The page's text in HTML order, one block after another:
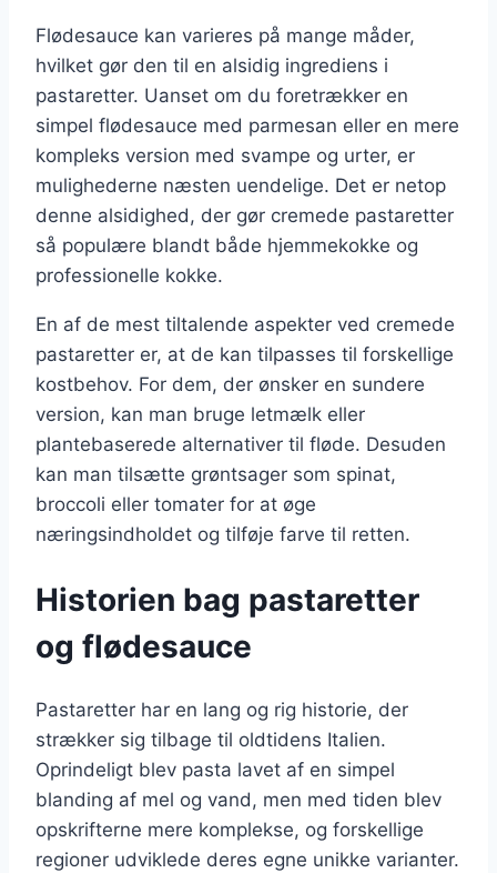
Flødesauce kan varieres på mange måder,
hvilket gør den til en alsidig ingrediens i
pastaretter. Uanset om du foretrækker en
simpel flødesauce med parmesan eller en mere
kompleks version med svampe og urter, er
mulighederne næsten uendelige. Det er netop
denne alsidighed, der gør cremede pastaretter
så populære blandt både hjemmekokke og
professionelle kokke.
En af de mest tiltalende aspekter ved cremede
pastaretter er, at de kan tilpasses til forskellige
kostbehov. For dem, der ønsker en sundere
version, kan man bruge letmælk eller
plantebaserede alternativer til fløde. Desuden
kan man tilsætte grøntsager som spinat,
broccoli eller tomater for at øge
næringsindholdet og tilføje farve til retten.
Historien bag pastaretter
og flødesauce
Pastaretter har en lang og rig historie, der
strækker sig tilbage til oldtidens Italien.
Oprindeligt blev pasta lavet af en simpel
blanding af mel og vand, men med tiden blev
opskrifterne mere komplekse, og forskellige
regioner udviklede deres egne unikke varianter.